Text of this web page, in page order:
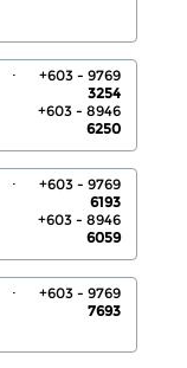
.
+603 - 9769
3254
+603 - 8946
6250
.
+603 - 9769
6193
+603 - 8946
6059
.
+603 - 9769
7693